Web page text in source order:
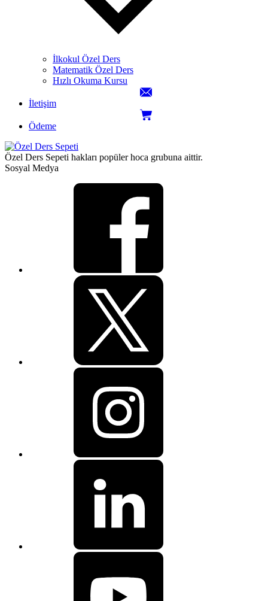
İlkokul Özel Ders
Matematik Özel Ders
Hızlı Okuma Kursu
İletişim
Ödeme
Özel Ders Sepeti hakları popüler hoca grubuna aittir.
Sosyal Medya